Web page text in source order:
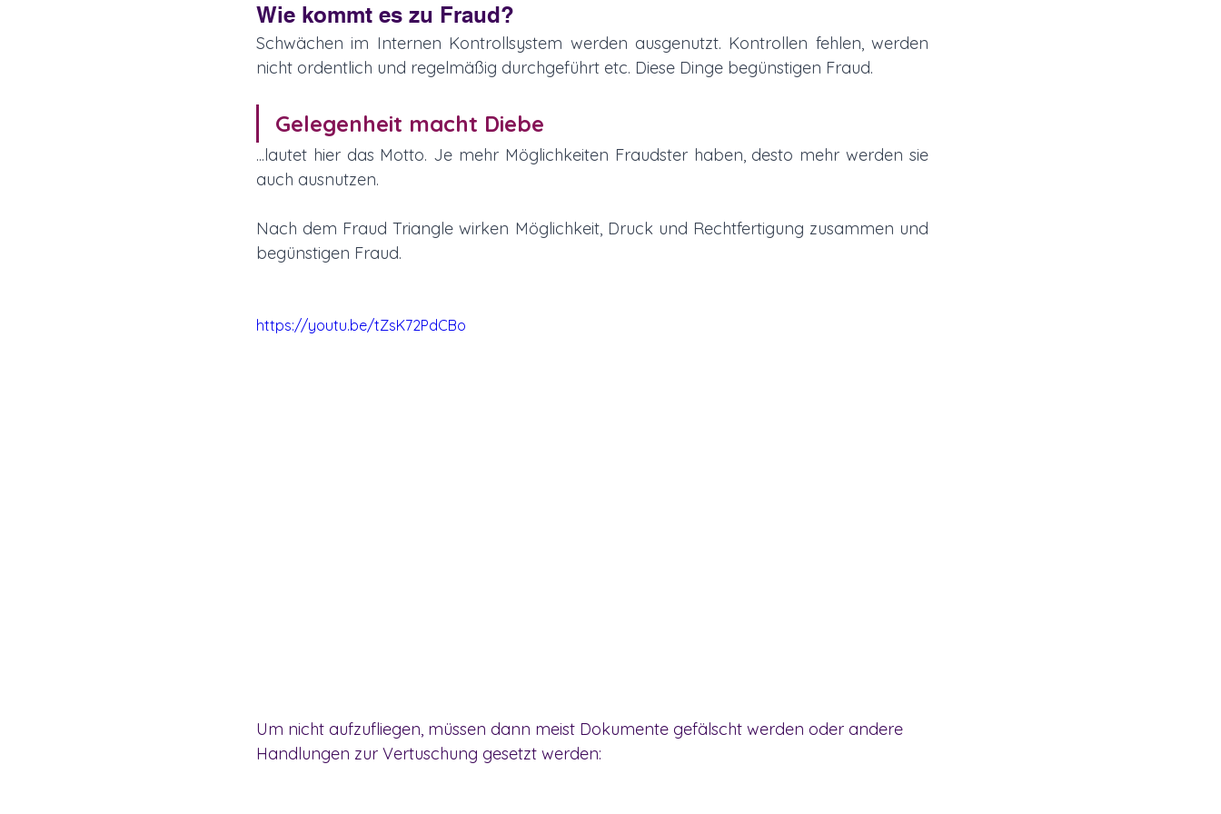
Wie kommt es zu Fraud?
Schwächen im Internen Kontrollsystem werden ausgenutzt. Kontrollen fehlen, werden
nicht ordentlich und regelmäßig durchgeführt etc. Diese Dinge begünstigen Fraud.
Gelegenheit macht Diebe
...lautet hier das Motto. Je mehr Möglichkeiten Fraudster haben, desto mehr werden sie
auch ausnutzen.
Nach dem Fraud Triangle wirken Möglichkeit, Druck und Rechtfertigung zusammen und
begünstigen Fraud.
https://youtu.be/tZsK72PdCBo
Um nicht aufzufliegen, müssen dann meist Dokumente gefälscht werden oder andere
Handlungen zur Vertuschung gesetzt werden: